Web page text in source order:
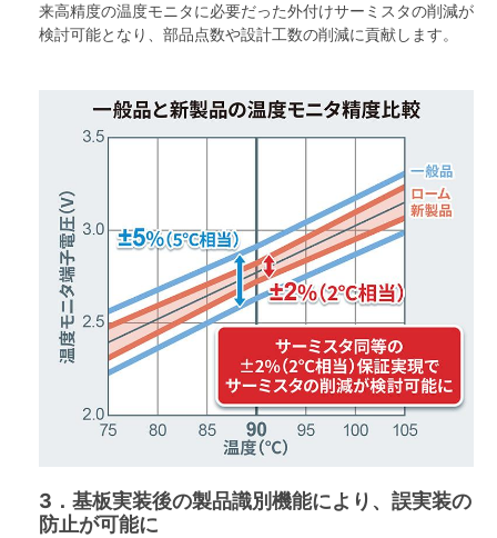
来高精度の温度モニタに必要だった外付けサーミスタの削減が
検討可能となり、部品点数や設計工数の削減に貢献します。
3．基板実装後の製品識別機能により、誤実装の
防止が可能に